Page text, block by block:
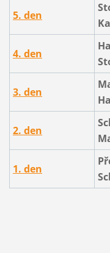
5. den
4. den
3. den
2. den
1. den